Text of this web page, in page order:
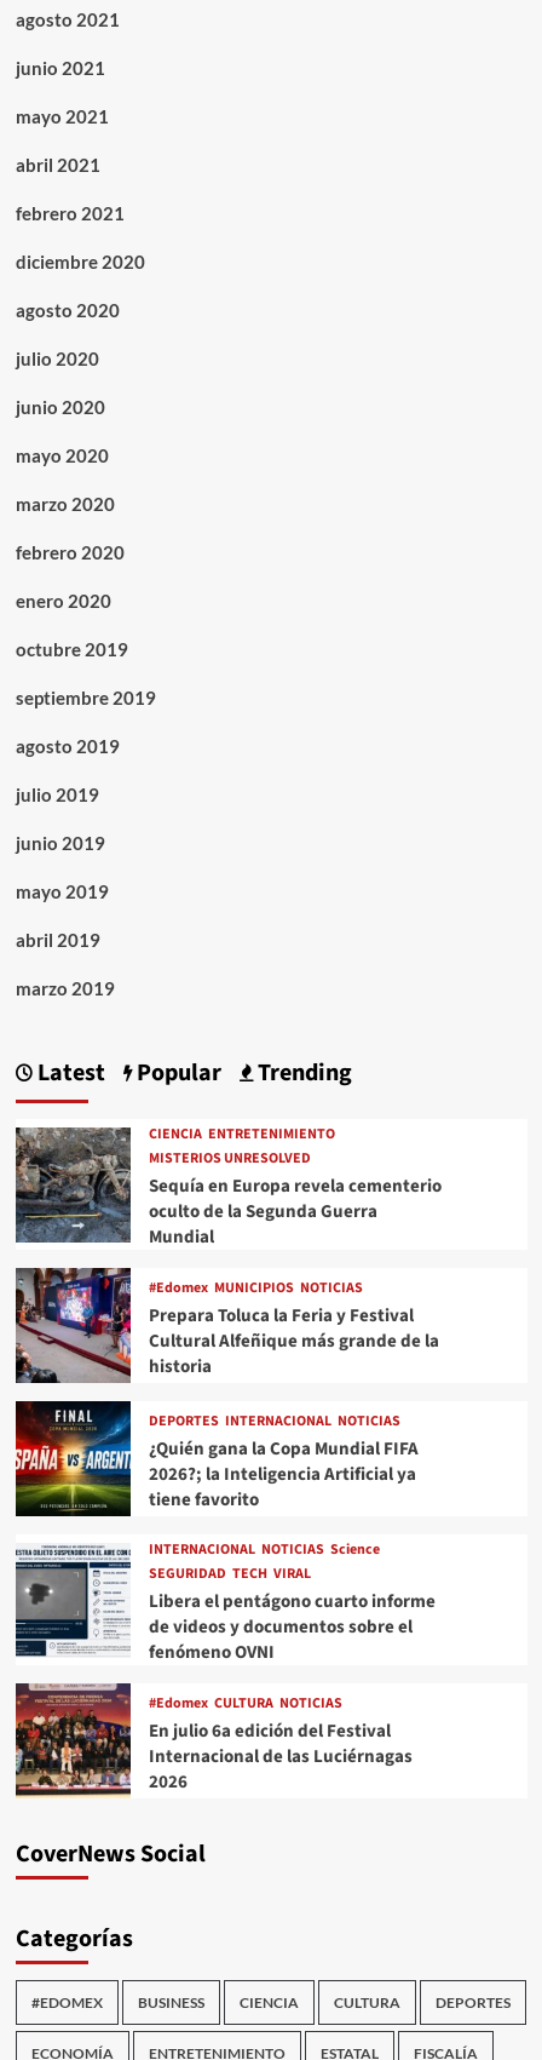
agosto 2021
junio 2021
mayo 2021
abril 2021
febrero 2021
diciembre 2020
agosto 2020
julio 2020
junio 2020
mayo 2020
marzo 2020
febrero 2020
enero 2020
octubre 2019
septiembre 2019
agosto 2019
julio 2019
junio 2019
mayo 2019
abril 2019
marzo 2019
Latest Popular Trending
CIENCIA ENTRETENIMIENTO
MISTERIOS UNRESOLVED
Sequía en Europa revela cementerio
oculto de la Segunda Guerra
Mundial
#Edomex MUNICIPIOS NOTICIAS
Prepara Toluca la Feria y Festival
Cultural Alfeñique más grande de la
historia
DEPORTES INTERNACIONAL NOTICIAS
¿Quién gana la Copa Mundial FIFA
2026?; la Inteligencia Artificial ya
tiene favorito
INTERNACIONAL NOTICIAS Science
SEGURIDAD TECH VIRAL
Libera el pentágono cuarto informe
de videos y documentos sobre el
fenómeno OVNI
#Edomex CULTURA NOTICIAS
En julio 6a edición del Festival
Internacional de las Luciérnagas
2026
CoverNews Social
Categorías
#EDOMEX BUSINESS CIENCIA CULTURA DEPORTES
ECONOMÍA ENTRETENIMIENTO ESTATAL FISCALÍA